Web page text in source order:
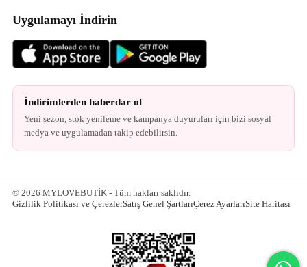
Uygulamayı İndirin
İndirimlerden haberdar ol
Yeni sezon, stok yenileme ve kampanya duyuruları için bizi sosyal
medya ve uygulamadan takip edebilirsin.
© 2026 MYLOVEBUTİK - Tüm hakları saklıdır.
Gizlilik Politikası ve ÇerezlerSatış Genel ŞartlarıÇerez AyarlarıSite Haritası